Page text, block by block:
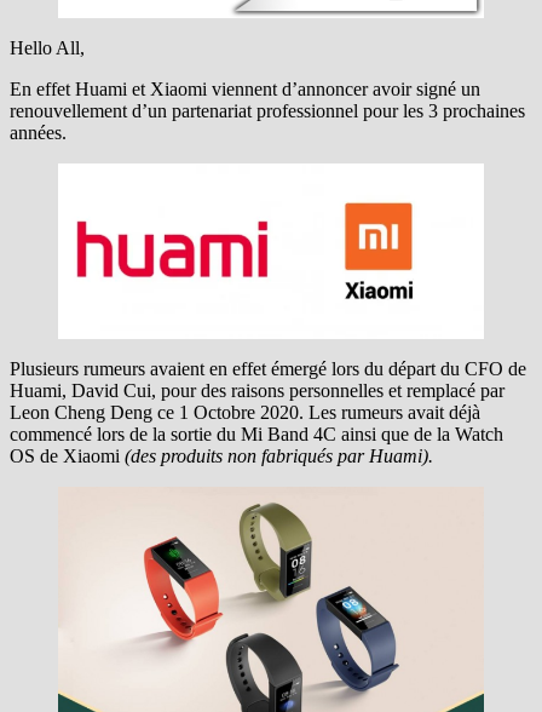
Hello All,
En effet Huami et Xiaomi viennent d’annoncer avoir signé un
renouvellement d’un partenariat professionnel pour les 3 prochaines
années.
Plusieurs rumeurs avaient en effet émergé lors du départ du CFO de
Huami, David Cui, pour des raisons personnelles et remplacé par
Leon Cheng Deng ce 1 Octobre 2020. Les rumeurs avait déjà
commencé lors de la sortie du Mi Band 4C ainsi que de la Watch
OS de Xiaomi (des produits non fabriqués par Huami).